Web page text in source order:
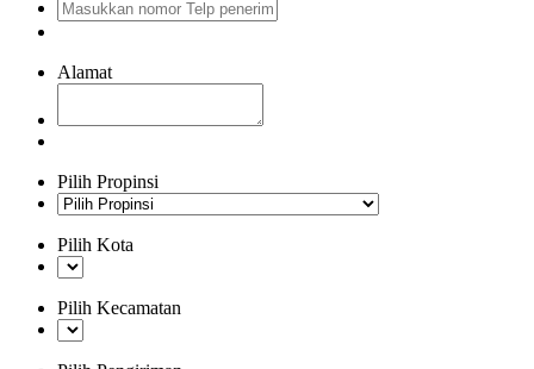
Alamat
Pilih Propinsi
Pilih Kota
Pilih Kecamatan